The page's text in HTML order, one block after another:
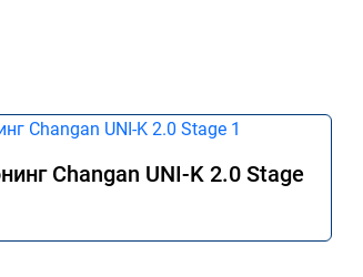
Changan UNI-K 2.0 Stage